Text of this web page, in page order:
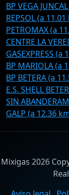
BP VEGA
REPSOL (a
PETROMAX (a
CENTRE LA
GASEXPRESS (a
BP MARIOLA (a
BP BETERA (a
E.S. SHELL
SIN
GALP (a 12.36
Mixigas 2026